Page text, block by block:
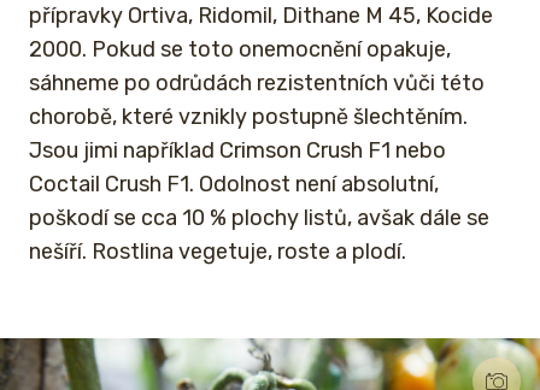
přípravky Ortiva, Ridomil, Dithane M 45, Kocide
2000. Pokud se toto onemocnění opakuje,
sáhneme po odrůdách rezistentních vůči této
chorobě, které vznikly postupně šlechtěním.
Jsou jimi například Crimson Crush F1 nebo
Coctail Crush F1. Odolnost není absolutní,
poškodí se cca 10 % plochy listů, avšak dále se
nešíří. Rostlina vegetuje, roste a plodí.